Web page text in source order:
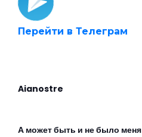
Перейти в Телеграм
Aianostre
А может быть и не было меня